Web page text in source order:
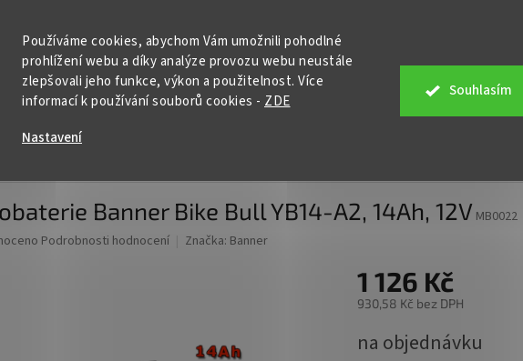
Používáme cookies, abychom Vám umožnili pohodlné
prohlížení webu a díky analýze provozu webu neustále
zlepšovali jeho funkce, výkon a použitelnost. Více
informací k používání souborů cookies - ZDE
Nastavení
Souhlasím
HLEDAT
baterie
Banner Bike Bull YB14-A2, 14Ah, 12V MB0022
Podrobnosti hodnocení Značka: Banner
1 126 Kč
930,58 Kč bez DPH
cena:
na objednávku